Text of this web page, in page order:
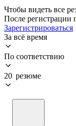
Чтобы видеть все
После регистрации
Зарегистрироваться
За всё время
По соответствию
20 резюме